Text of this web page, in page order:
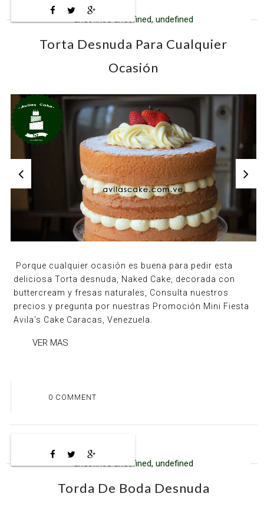
undefined undefined, undefined
Torta Desnuda Para Cualquier
Ocasión
Porque cualquier ocasión es buena para pedir esta
deliciosa Torta desnuda, Naked Cake, decorada con
buttercream y fresas naturales, Consulta nuestros
precios y pregunta por nuestras Promoción Mini Fiesta
Avila's Cake Caracas, Venezuela.
VER MAS
0 COMMENT
undefined undefined, undefined
Torda De Boda Desnuda